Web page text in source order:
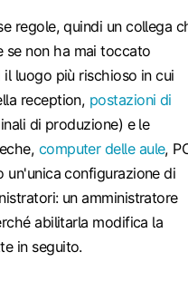
regole, quindi un collega
se non ha mai toccato
luogo più rischioso in cui
reception, postazioni di
di produzione) e le
computer delle aule,
un'unica configurazione di
un amministratore
abilitarla modifica la
in seguito.